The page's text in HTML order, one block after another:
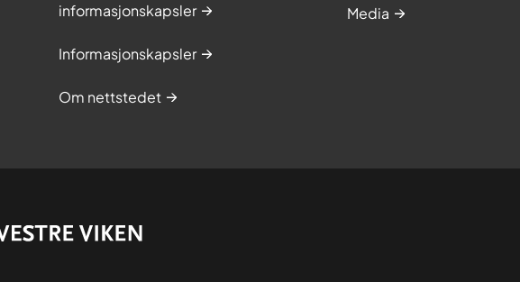
informasjonskapsler
Informasjonskapsler
Om nettstedet
Media